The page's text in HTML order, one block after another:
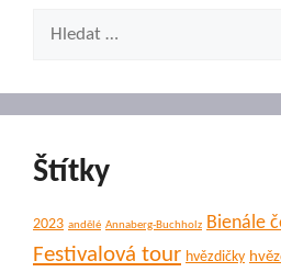
Štítky
2023 andělé Annaberg-Buchholz Bienále
Festivalová tour hvězdičky